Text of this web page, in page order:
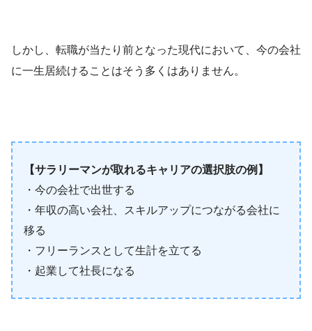
しかし、転職が当たり前となった現代において、今の会社
に一生居続けることはそう多くはありません。
【サラリーマンが取れるキャリアの選択肢の例】
・今の会社で出世する
・年収の高い会社、スキルアップにつながる会社に
移る
・フリーランスとして生計を立てる
・起業して社長になる